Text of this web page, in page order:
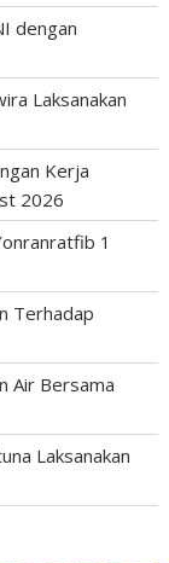
dengan
Laksanakan
Kerja
2026
1
Terhadap
Air Bersama
Laksanakan